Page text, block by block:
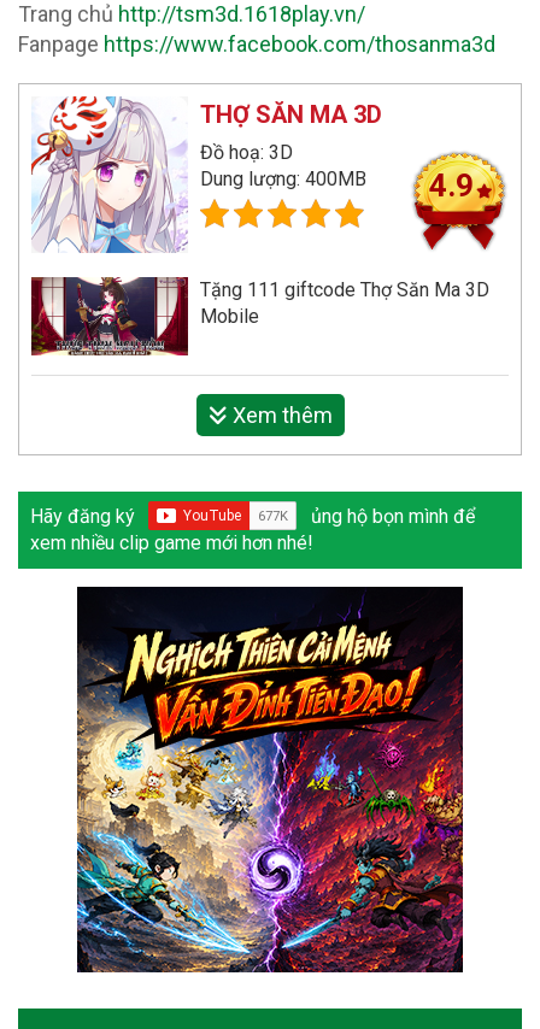
Trang chủ http://tsm3d.1618play.vn/
Fanpage https://www.facebook.com/thosanma3d
THỢ SĂN MA 3D
Đồ hoạ: 3D
Dung lượng: 400MB
4.9
Tặng 111 giftcode Thợ Săn Ma 3D
Mobile
Xem thêm
Hãy đăng ký
ủng hộ bọn mình để
xem nhiều clip game mới hơn nhé!